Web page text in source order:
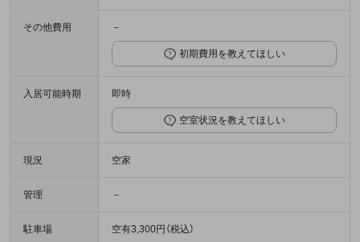
その他費用 －
初期費用を教えてほしい
入居可能時期 即時
空室状況を教えてほしい
現況 空家
管理 －
駐車場 空有3,300円（税込）